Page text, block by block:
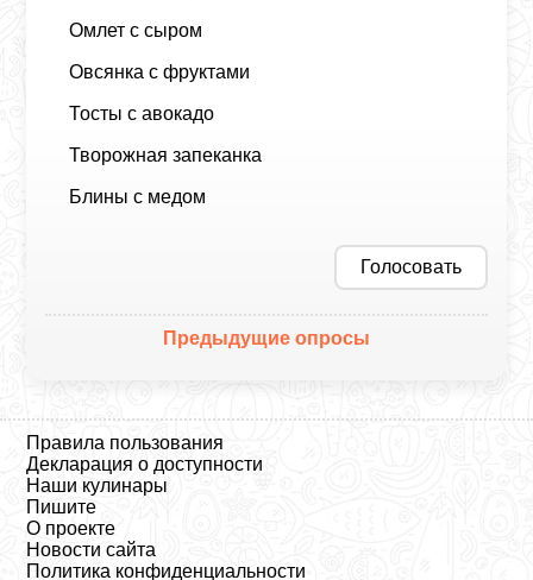
Омлет с сыром
Овсянка с фруктами
Тосты с авокадо
Творожная запеканка
Блины с медом
Голосовать
Предыдущие опросы
Правила пользования
Декларация о доступности
Наши кулинары
Пишите
О проекте
Новости сайта
Политика конфиденциальности